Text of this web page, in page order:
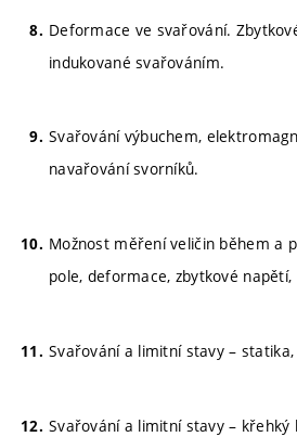
Deformace ve svařování.
indukované svařováním.
Svařování výbuchem,
navařování svorníků.
Možnost měření veličin během a
pole, deformace, zbytkové
Svařování a limitní stavy –
Svařování a limitní stavy – křehký